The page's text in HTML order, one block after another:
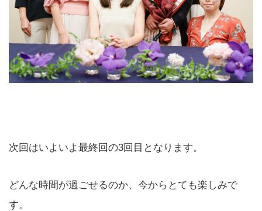
次回はいよいよ最終回の3回目となります。
どんな時間が過ごせるのか、今からとても楽しみで
す。